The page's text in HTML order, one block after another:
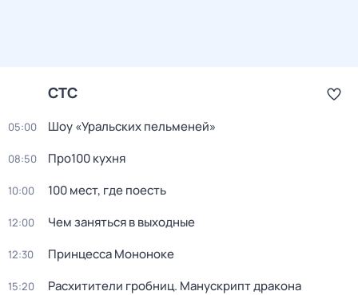
СТС
05:00 Шоу «Уральских пельменей»
08:50 Про100 кухня
10:00 100 мест, где поесть
12:00 Чем заняться в выходные
12:30 Принцeссa Мононоке
15:20 Расхитители гробниц. Манускрипт дракона